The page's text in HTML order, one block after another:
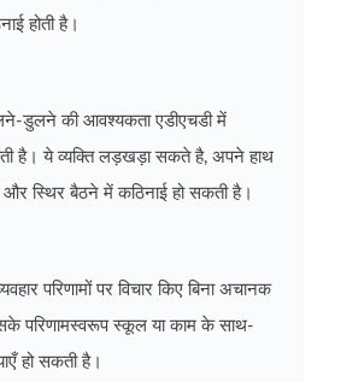
होती है।
डुलने की आवश्यकता एडीएचडी में
है। ये व्यक्ति लड़खड़ा सकते है, अपने हाथ
स्थिर बैठने में कठिनाई हो सकती है।
परिणामों पर विचार किए बिना अचानक
परिणामस्वरूप स्कूल या काम के साथ-
हो सकती है।